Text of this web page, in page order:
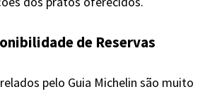
de Reservas
pelo Guia Michelin são muito